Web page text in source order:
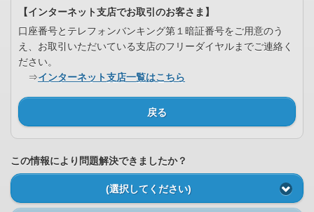
【インターネット支店でお取引のお客さま】
口座番号とテレフォンバンキング第１暗証番号をご用意のう
え、お取引いただいている支店のフリーダイヤルまでご連絡く
ださい。
⇒インターネット支店一覧はこちら
戻る
この情報により問題解決できましたか？
(選択してください)